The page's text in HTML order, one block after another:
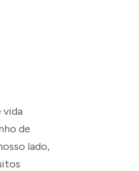
vida
de
lado,